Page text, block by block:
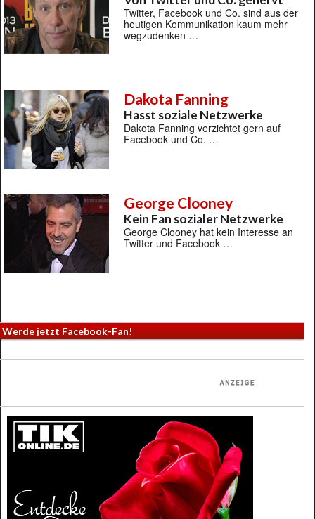
Twitter, Facebook und Co. sind aus der
heutigen Kommunikation kaum mehr
wegzudenken …
Dakota Fanning
Hasst soziale Netzwerke
Dakota Fanning verzichtet gern auf
Facebook und Co. …
George Clooney
Kein Fan sozialer Netzwerke
George Clooney hat kein Interesse an
Twitter und Facebook …
Werde jetzt Facebook-Fan!